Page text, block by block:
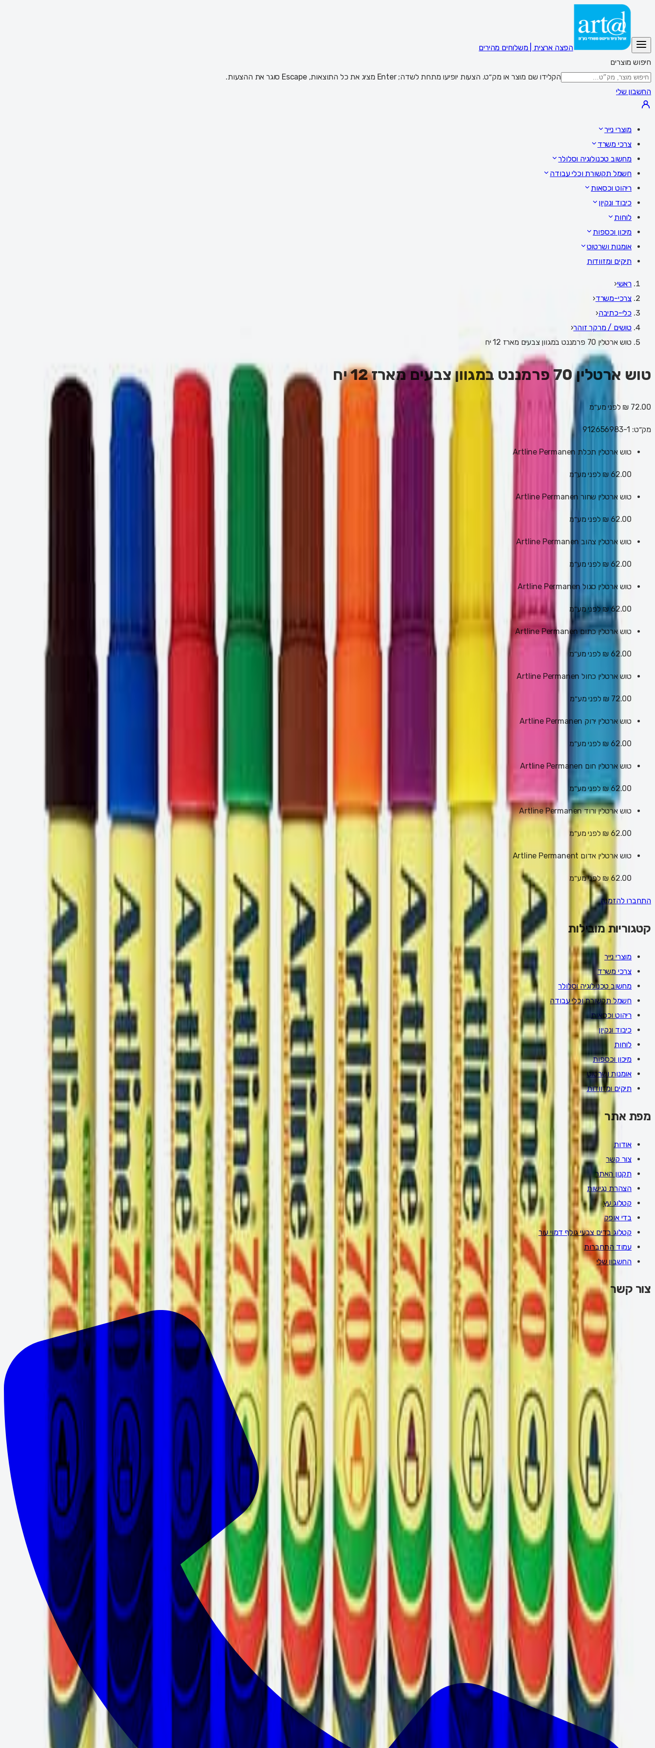
הפצה ארצית | משלוחים מהירים
חיפוש מוצרים
הקלידו שם מוצר או מק״ט. הצעות יופיעו מתחת לשדה; Enter מציג את כל התוצאות, Escape סוגר את ההצעות.
החשבון שלי
מוצרי נייר
צרכי משרד
מחשוב טכנולוגיה וסלולר
חשמל תקשורת וכלי עבודה
ריהוט וכסאות
כיבוד ונקיון
לוחות
מיכון וכספות
אומנות ושרטוט
תיקים ומזוודות
ראשי‹
צרכי-משרד‹
כלי-כתיבה‹
טושים / מרקר זוהר‹
טוש ארטלין 70 פרמננט במגוון צבעים מארז 12 יח
טוש ארטלין 70 פרמננט במגוון צבעים מארז 12 יח
72.00 ₪ לפני מע״מ
מק״ט: 912656983-1
טוש ארטלין תכלת Artline Permanen
62.00 ₪ לפני מע״מ
טוש ארטלין שחור Artline Permanen
62.00 ₪ לפני מע״מ
טוש ארטלין צהוב Artline Permanen
62.00 ₪ לפני מע״מ
טוש ארטלין סגול Artline Permanen
62.00 ₪ לפני מע״מ
טוש ארטלין כתום Artline Permanen
62.00 ₪ לפני מע״מ
טוש ארטלין כחול Artline Permanen
72.00 ₪ לפני מע״מ
טוש ארטלין ירוק Artline Permanen
62.00 ₪ לפני מע״מ
טוש ארטלין חום Artline Permanen
62.00 ₪ לפני מע״מ
טוש ארטלין ורוד Artline Permanen
62.00 ₪ לפני מע״מ
טוש ארטלין אדום Artline Permanent
62.00 ₪ לפני מע״מ
התחברו להזמנה
קטגוריות מובילות
מוצרי נייר
צרכי משרד
מחשוב טכנולוגיה וסלולר
חשמל תקשורת וכלי עבודה
ריהוט וכסאות
כיבוד ונקיון
לוחות
מיכון וכספות
אומנות ושרטוט
תיקים ומזוודות
מפת אתר
אודות
צור קשר
תקנון האתר
הצהרת נגישות
קטלוג עץ
בדי אופק
קטלוג בדים צבעי גולף דמוי עור
עמוד התחברות
החשבון שלי
צור קשר